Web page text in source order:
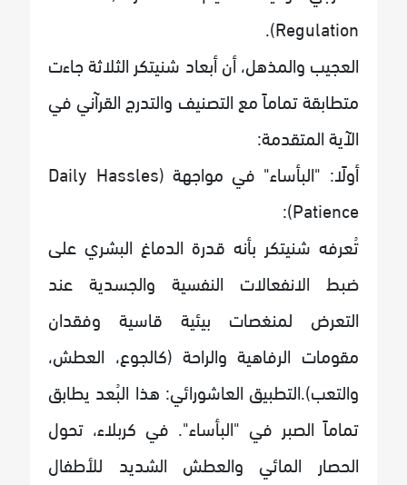
Regulation).
العجيب والمذهل، أن أبعاد شنيتكر الثلاثة جاءت
متطابقة تماماً مع التصنيف والتدرج القرآني في
الآية المتقدمة:
أولًا: "البأساء" في مواجهة (Daily Hassles
Patience):
تُعرفه شنيتكر بأنه قدرة الدماغ البشري على
ضبط الانفعالات النفسية والجسدية عند
التعرض لمنغصات بيئية قاسية وفقدان
مقومات الرفاهية والراحة (كالجوع، العطش،
والتعب).التطبيق العاشورائي: هذا البُعد يطابق
تماماً الصبر في "البأساء". في كربلاء، تحول
الحصار المائي والعطش الشديد للأطفال